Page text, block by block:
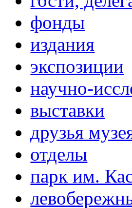
фонды
издания
экспозиции
научно-
выставки
друзья
отделы
парк им.